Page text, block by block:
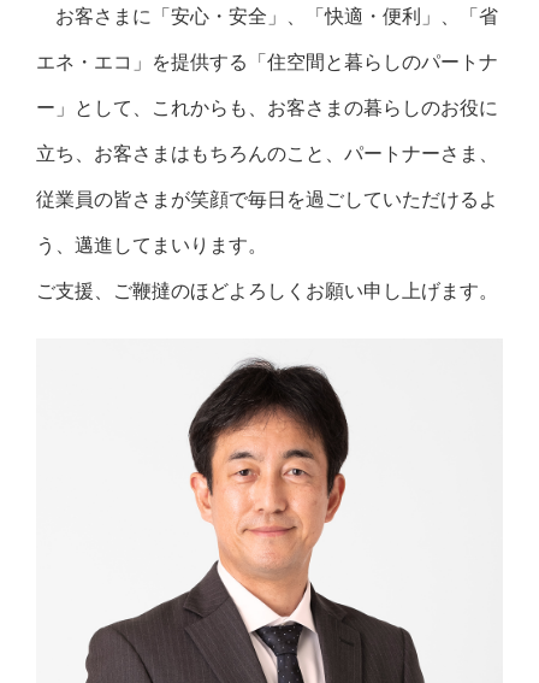
お客さまに「安心・安全」、「快適・便利」、「省
エネ・エコ」を提供する「住空間と暮らしのパートナ
ー」として、これからも、お客さまの暮らしのお役に
立ち、お客さまはもちろんのこと、パートナーさま、
従業員の皆さまが笑顔で毎日を過ごしていただけるよ
う、邁進してまいります。
ご支援、ご鞭撻のほどよろしくお願い申し上げます。